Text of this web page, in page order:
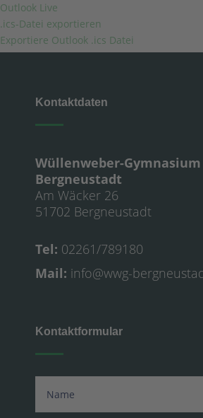
Outlook Live
.ics-Datei exportieren
Exportiere Outlook .ics Datei
Kontaktdaten
Wüllenweber-Gymnasium
Bergneustadt
Am Wäcker 26
51702 Bergneustadt
Tel: 02261/789180
Mail: info@wwg-
Kontaktformular